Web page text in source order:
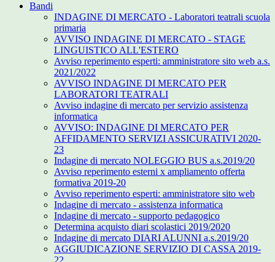
Bandi
INDAGINE DI MERCATO - Laboratori teatrali scuola
primaria
AVVISO INDAGINE DI MERCATO - STAGE
LINGUISTICO ALL'ESTERO
Avviso reperimento esperti: amministratore sito web a.s.
2021/2022
AVVISO INDAGINE DI MERCATO PER
LABORATORI TEATRALI
Avviso indagine di mercato per servizio assistenza
informatica
AVVISO: INDAGINE DI MERCATO PER
AFFIDAMENTO SERVIZI ASSICURATIVI 2020-
23
Indagine di mercato NOLEGGIO BUS a.s.2019/20
Avviso reperimento esterni x ampliamento offerta
formativa 2019-20
Avviso reperimento esperti: amministratore sito web
Indagine di mercato - assistenza informatica
Indagine di mercato - supporto pedagogico
Determina acquisto diari scolastici 2019/2020
Indagine di mercato DIARI ALUNNI a.s.2019/20
AGGIUDICAZIONE SERVIZIO DI CASSA 2019-